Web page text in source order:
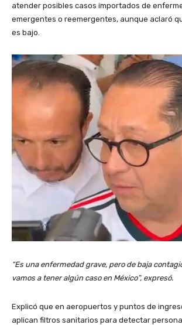
atender posibles casos importados de
emergentes o reemergentes, aunque aclaró
es bajo.
“Es una enfermedad grave, pero de baja
vamos a tener algún caso en México”, expresó.
Explicó que en aeropuertos y puntos de
aplican filtros sanitarios para detectar